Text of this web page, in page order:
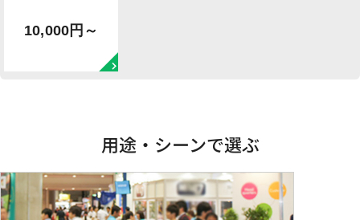
10,000円～
用途・シーンで選ぶ